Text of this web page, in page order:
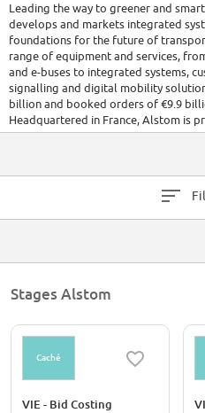
Leading the way to greener and
develops and markets integrated
foundations for the future of
range of equipment and services,
and e-buses to integrated systems,
signalling and digital mobility
billion and booked orders of €9.9
Headquartered in France, Alstom is
employs 38,900 people.
Stages Alstom
Caché
VIE - Bid Costing